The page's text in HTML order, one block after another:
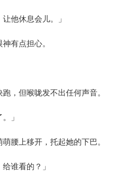
他休息会儿。」
有点担心。
但喉咙发不出任何声音。
」
上移开，托起她的下巴。
谁看的？」